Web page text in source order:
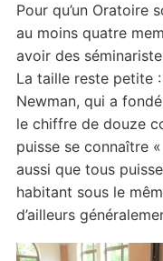
Pour qu’un Oratoire
au moins quatre
avoir des
La taille reste petite
Newman, qui a
le chiffre de douze
puisse se connaître
aussi que tous
habitant sous le
d’ailleurs